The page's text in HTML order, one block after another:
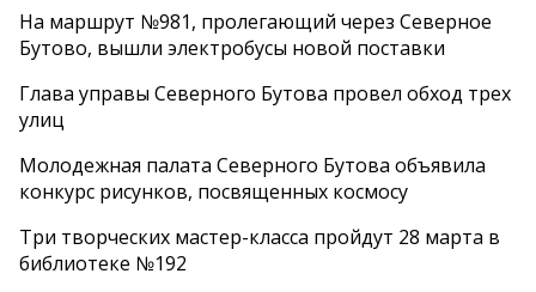
На маршрут №981, пролегающий через Северное
Бутово, вышли электробусы новой поставки
Глава управы Северного Бутова провел обход трех
улиц
Молодежная палата Северного Бутова объявила
конкурс рисунков, посвященных космосу
Три творческих мастер-класса пройдут 28 марта в
библиотеке №192